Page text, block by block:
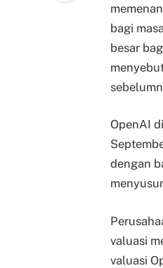
bagi
besar
OpenAI
dengan
valuasi
valuasi